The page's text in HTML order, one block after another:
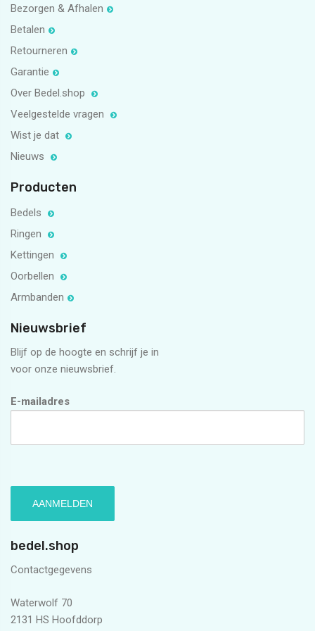
Bezorgen & Afhalen
Betalen
Retourneren
Garantie
Over Bedel.shop
Veelgestelde vragen
Wist je dat
Nieuws
Producten
Bedels
Ringen
Kettingen
Oorbellen
Armbanden
Nieuwsbrief
Blijf op de hoogte en schrijf je in
voor onze nieuwsbrief.
E-mailadres
bedel.shop
Contactgegevens
Waterwolf 70
2131 HS Hoofddorp